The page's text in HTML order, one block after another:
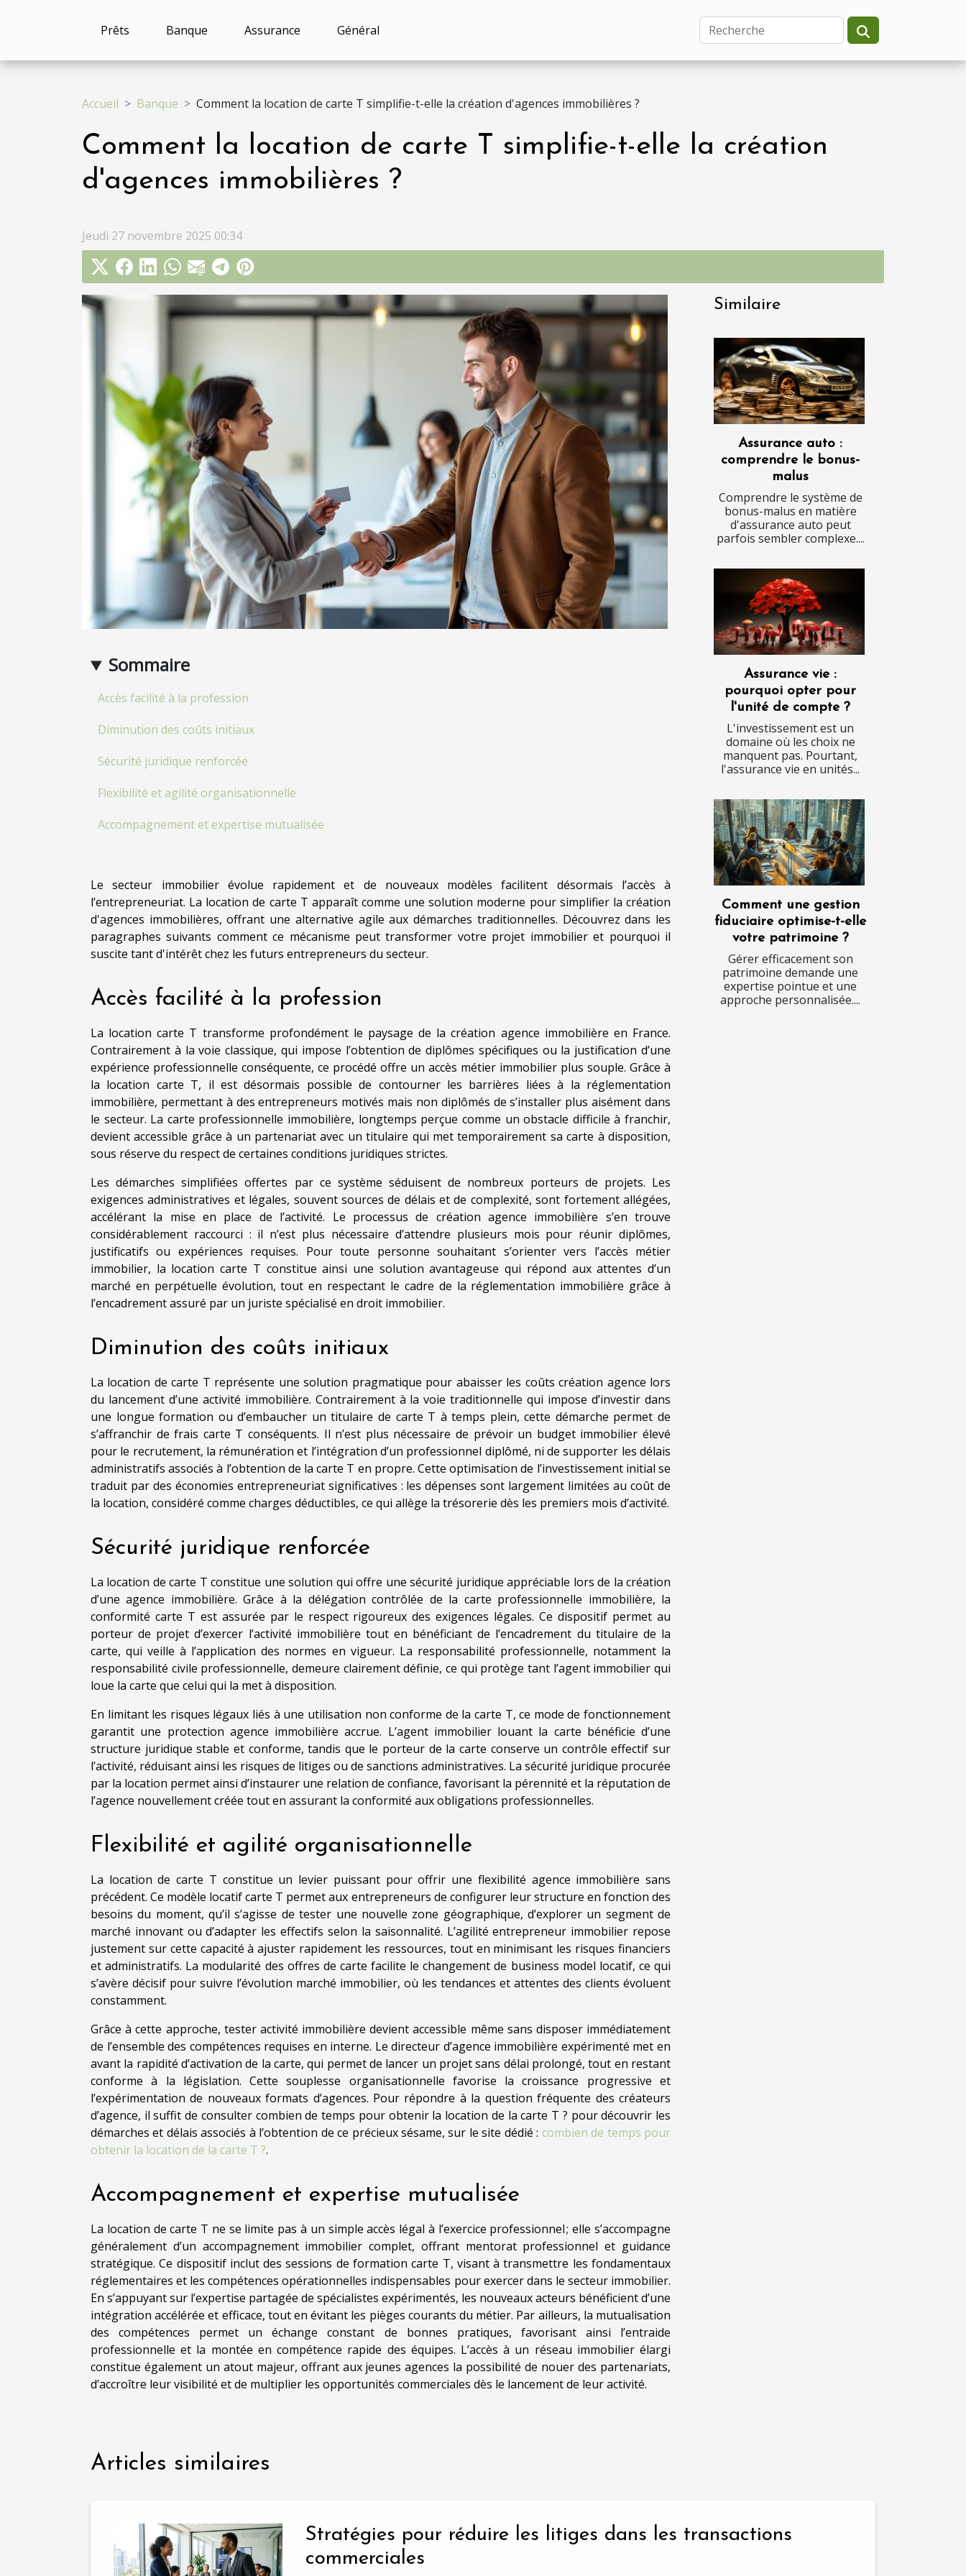
Prêts Banque Assurance Général
Accueil Banque Comment la location de carte T simplifie-t-elle la création d'agences immobilières ?
Comment la location de carte T simplifie-t-elle la création
d'agences immobilières ?
Jeudi 27 novembre 2025 00:34
Sommaire
Accès facilité à la profession
Diminution des coûts initiaux
Sécurité juridique renforcée
Flexibilité et agilité organisationnelle
Accompagnement et expertise mutualisée
Le secteur immobilier évolue rapidement et de nouveaux modèles facilitent désormais l’accès à
l’entrepreneuriat. La location de carte T apparaît comme une solution moderne pour simplifier la création
d'agences immobilières, offrant une alternative agile aux démarches traditionnelles. Découvrez dans les
paragraphes suivants comment ce mécanisme peut transformer votre projet immobilier et pourquoi il
suscite tant d'intérêt chez les futurs entrepreneurs du secteur.
Accès facilité à la profession
La location carte T transforme profondément le paysage de la création agence immobilière en France.
Contrairement à la voie classique, qui impose l’obtention de diplômes spécifiques ou la justification d’une
expérience professionnelle conséquente, ce procédé offre un accès métier immobilier plus souple. Grâce à
la location carte T, il est désormais possible de contourner les barrières liées à la réglementation
immobilière, permettant à des entrepreneurs motivés mais non diplômés de s’installer plus aisément dans
le secteur. La carte professionnelle immobilière, longtemps perçue comme un obstacle difficile à franchir,
devient accessible grâce à un partenariat avec un titulaire qui met temporairement sa carte à disposition,
sous réserve du respect de certaines conditions juridiques strictes.
Les démarches simplifiées offertes par ce système séduisent de nombreux porteurs de projets. Les
exigences administratives et légales, souvent sources de délais et de complexité, sont fortement allégées,
accélérant la mise en place de l’activité. Le processus de création agence immobilière s’en trouve
considérablement raccourci : il n’est plus nécessaire d’attendre plusieurs mois pour réunir diplômes,
justificatifs ou expériences requises. Pour toute personne souhaitant s’orienter vers l’accès métier
immobilier, la location carte T constitue ainsi une solution avantageuse qui répond aux attentes d’un
marché en perpétuelle évolution, tout en respectant le cadre de la réglementation immobilière grâce à
l’encadrement assuré par un juriste spécialisé en droit immobilier.
Diminution des coûts initiaux
La location de carte T représente une solution pragmatique pour abaisser les coûts création agence lors
du lancement d’une activité immobilière. Contrairement à la voie traditionnelle qui impose d’investir dans
une longue formation ou d’embaucher un titulaire de carte T à temps plein, cette démarche permet de
s’affranchir de frais carte T conséquents. Il n’est plus nécessaire de prévoir un budget immobilier élevé
pour le recrutement, la rémunération et l’intégration d’un professionnel diplômé, ni de supporter les délais
administratifs associés à l’obtention de la carte T en propre. Cette optimisation de l’investissement initial se
traduit par des économies entrepreneuriat significatives : les dépenses sont largement limitées au coût de
la location, considéré comme charges déductibles, ce qui allège la trésorerie dès les premiers mois d’activité.
Sécurité juridique renforcée
La location de carte T constitue une solution qui offre une sécurité juridique appréciable lors de la création
d’une agence immobilière. Grâce à la délégation contrôlée de la carte professionnelle immobilière, la
conformité carte T est assurée par le respect rigoureux des exigences légales. Ce dispositif permet au
porteur de projet d’exercer l’activité immobilière tout en bénéficiant de l’encadrement du titulaire de la
carte, qui veille à l’application des normes en vigueur. La responsabilité professionnelle, notamment la
responsabilité civile professionnelle, demeure clairement définie, ce qui protège tant l’agent immobilier qui
loue la carte que celui qui la met à disposition.
En limitant les risques légaux liés à une utilisation non conforme de la carte T, ce mode de fonctionnement
garantit une protection agence immobilière accrue. L’agent immobilier louant la carte bénéficie d’une
structure juridique stable et conforme, tandis que le porteur de la carte conserve un contrôle effectif sur
l’activité, réduisant ainsi les risques de litiges ou de sanctions administratives. La sécurité juridique procurée
par la location permet ainsi d’instaurer une relation de confiance, favorisant la pérennité et la réputation de
l’agence nouvellement créée tout en assurant la conformité aux obligations professionnelles.
Flexibilité et agilité organisationnelle
La location de carte T constitue un levier puissant pour offrir une flexibilité agence immobilière sans
précédent. Ce modèle locatif carte T permet aux entrepreneurs de configurer leur structure en fonction des
besoins du moment, qu’il s’agisse de tester une nouvelle zone géographique, d’explorer un segment de
marché innovant ou d’adapter les effectifs selon la saisonnalité. L’agilité entrepreneur immobilier repose
justement sur cette capacité à ajuster rapidement les ressources, tout en minimisant les risques financiers
et administratifs. La modularité des offres de carte facilite le changement de business model locatif, ce qui
s’avère décisif pour suivre l’évolution marché immobilier, où les tendances et attentes des clients évoluent
constamment.
Grâce à cette approche, tester activité immobilière devient accessible même sans disposer immédiatement
de l’ensemble des compétences requises en interne. Le directeur d’agence immobilière expérimenté met en
avant la rapidité d’activation de la carte, qui permet de lancer un projet sans délai prolongé, tout en restant
conforme à la législation. Cette souplesse organisationnelle favorise la croissance progressive et
l’expérimentation de nouveaux formats d’agences. Pour répondre à la question fréquente des créateurs
d’agence, il suffit de consulter combien de temps pour obtenir la location de la carte T ? pour découvrir les
démarches et délais associés à l’obtention de ce précieux sésame, sur le site dédié : combien de temps pour
obtenir la location de la carte T ?.
Accompagnement et expertise mutualisée
La location de carte T ne se limite pas à un simple accès légal à l’exercice professionnel ; elle s’accompagne
généralement d’un accompagnement immobilier complet, offrant mentorat professionnel et guidance
stratégique. Ce dispositif inclut des sessions de formation carte T, visant à transmettre les fondamentaux
réglementaires et les compétences opérationnelles indispensables pour exercer dans le secteur immobilier.
En s’appuyant sur l’expertise partagée de spécialistes expérimentés, les nouveaux acteurs bénéficient d’une
intégration accélérée et efficace, tout en évitant les pièges courants du métier. Par ailleurs, la mutualisation
des compétences permet un échange constant de bonnes pratiques, favorisant ainsi l’entraide
professionnelle et la montée en compétence rapide des équipes. L’accès à un réseau immobilier élargi
constitue également un atout majeur, offrant aux jeunes agences la possibilité de nouer des partenariats,
d’accroître leur visibilité et de multiplier les opportunités commerciales dès le lancement de leur activité.
Similaire
Assurance auto :
comprendre le bonus-
malus
Comprendre le système de
bonus-malus en matière
d'assurance auto peut
parfois sembler complexe....
Assurance vie :
pourquoi opter pour
l'unité de compte ?
L'investissement est un
domaine où les choix ne
manquent pas. Pourtant,
l'assurance vie en unités...
Comment une gestion
fiduciaire optimise-t-elle
votre patrimoine ?
Gérer efficacement son
patrimoine demande une
expertise pointue et une
approche personnalisée....
Articles similaires
Stratégies pour réduire les litiges dans les transactions
commerciales